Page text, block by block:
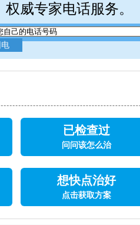
权威专家电话服务。
已检查过
问问该怎么治
想快点治好
点击获取方案